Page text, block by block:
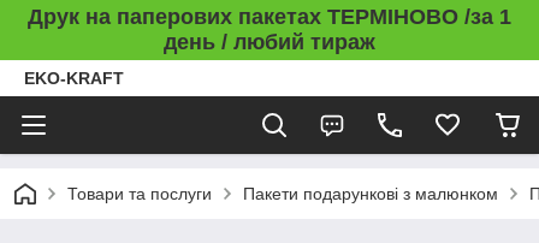
Друк на паперових пакетах ТЕРМІНОВО /за 1
день / любий тираж
EKO-KRAFT
Товари та послуги Пакети подарункові з малюнком